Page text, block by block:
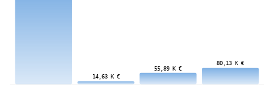
14,63 K €
55,89 K €
80,13 K €